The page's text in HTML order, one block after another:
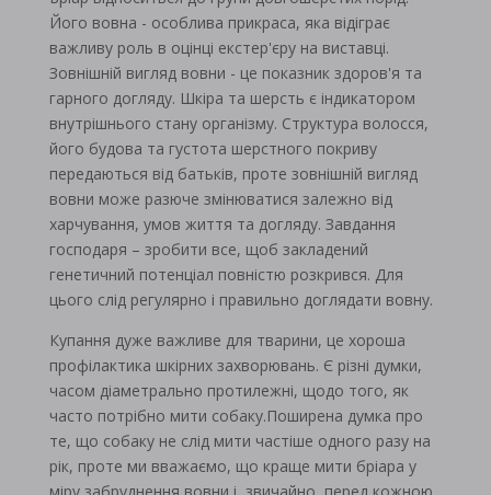
Його вовна - особлива прикраса, яка відіграє
важливу роль в оцінці екстер'єру на виставці.
Зовнішній вигляд вовни - це показник здоров'я та
гарного догляду. Шкіра та шерсть є індикатором
внутрішнього стану організму. Структура волосся,
його будова та густота шерстного покриву
передаються від батьків, проте зовнішній вигляд
вовни може разюче змінюватися залежно від
харчування, умов життя та догляду. Завдання
господаря – зробити все, щоб закладений
генетичний потенціал повністю розкрився. Для
цього слід регулярно і правильно доглядати вовну.
Купання дуже важливе для тварини, це хороша
профілактика шкірних захворювань. Є різні думки,
часом діаметрально протилежні, щодо того, як
часто потрібно мити собаку.Поширена думка про
те, що собаку не слід мити частіше одного разу на
рік, проте ми вважаємо, що краще мити бріара у